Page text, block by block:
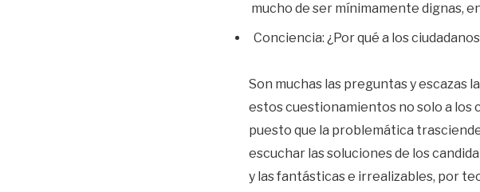
mucho de ser mínimamente dignas,
Conciencia: ¿Por qué a los
Son muchas las preguntas y escazas
estos cuestionamientos no solo a los
puesto que la problemática
escuchar las soluciones de los
y las fantásticas e irrealizables, por